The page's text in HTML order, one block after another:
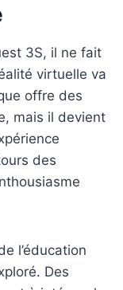
3S, il ne fait
virtuelle va
offre des
mais il devient
des
l’éducation
Des